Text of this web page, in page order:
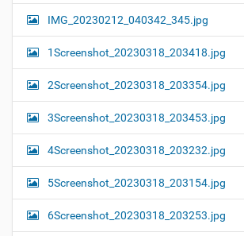
IMG_20230212_040342_345.jpg
1Screenshot_20230318_203418.jpg
2Screenshot_20230318_203354.jpg
3Screenshot_20230318_203453.jpg
4Screenshot_20230318_203232.jpg
5Screenshot_20230318_203154.jpg
6Screenshot_20230318_203253.jpg